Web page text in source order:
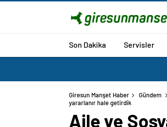
Son Dakika Servisler
Giresun Manşet Haber Gündem
Aile ve